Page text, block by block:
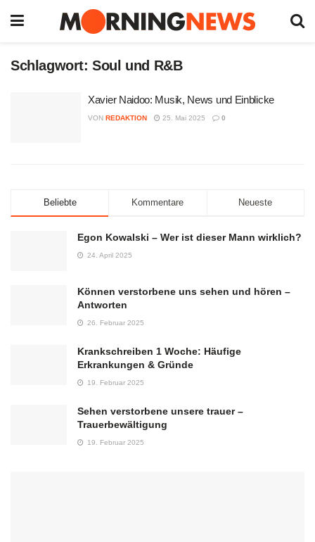
Schlagwort:Soul und R&B
Xavier Naidoo: Musik, News und Einblicke
VON REDAKTION 25. Mai 2025 0
Beliebte Kommentare Neueste
Egon Kowalski – Wer ist dieser Mann wirklich?
24. April 2025
Können verstorbene uns sehen und hören –
Antworten
26. Februar 2025
Krankschreiben 1 Woche: Häufige
Erkrankungen & Gründe
19. Februar 2025
Sehen verstorbene unsere trauer –
Trauerbewältigung
19. Februar 2025